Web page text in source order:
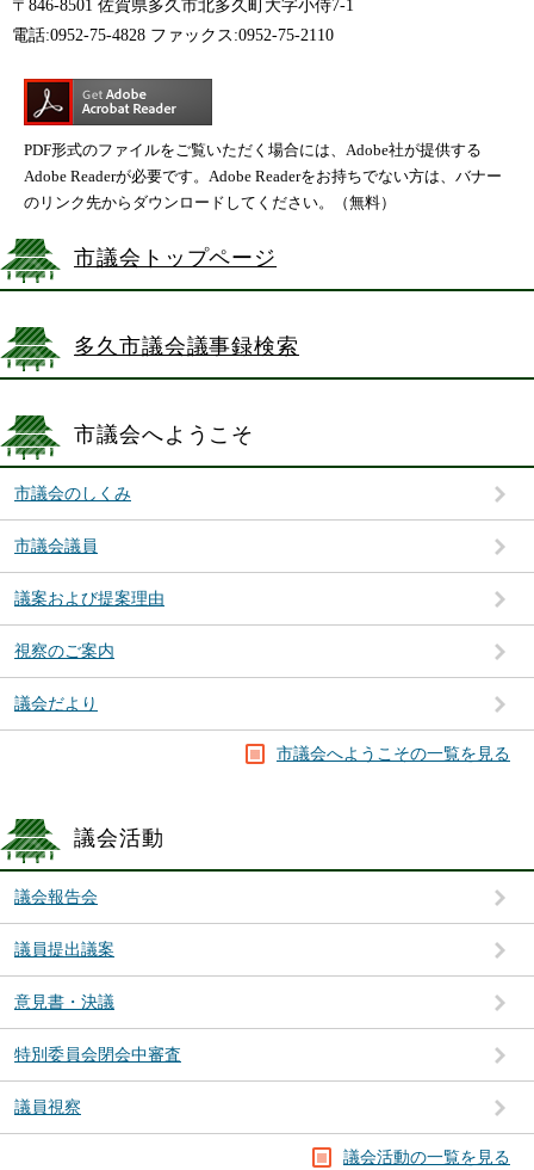
市議会トップページ
多久市議会議事録検索
市議会へようこそ
市議会のしくみ
市議会議員
議案および提案理由
視察のご案内
議会だより
市議会へようこその一覧を見る
議会活動
議会報告会
議員提出議案
意見書・決議
特別委員会閉会中審査
議員視察
議会活動の一覧を見る
〒846-8501 佐賀県多久市北多久町大字小侍7-1
電話:0952-75-4828 ファックス:0952-75-2110
PDF形式のファイルをご覧いただく場合には、Adobe社が提供する
Adobe Readerが必要です。Adobe Readerをお持ちでない方は、バナー
のリンク先からダウンロードしてください。（無料）